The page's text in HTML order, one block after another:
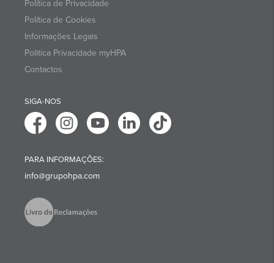
Política de Privacidade
Política de Cookies
Informações Legais
Politica Privacidade myHPA
Contactos
SIGA-NOS
PARA INFORMAÇÕES:
info@grupohpa.com